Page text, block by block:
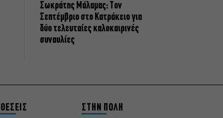
Σωκράτης Μάλαμας: Τον
Σεπτέμβριο στο Κατράκειο για
δύο τελευταίες καλοκαιρινές
συναυλίες
ΣΤΗΝ ΠΟΛΗ